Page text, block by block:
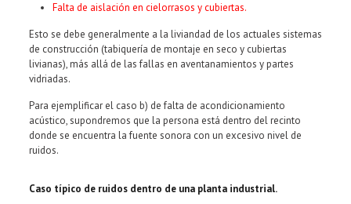
Falta de aislación en cielorrasos y cubiertas.
Esto se debe generalmente a la liviandad de los actuales sistemas
de construcción (tabiquería de montaje en seco y cubiertas
livianas), más allá de las fallas en aventanamientos y partes
vidriadas.
Para ejemplificar el caso b) de falta de acondicionamiento
acústico, supondremos que la persona está dentro del recinto
donde se encuentra la fuente sonora con un excesivo nivel de
ruidos.
Caso típico de ruidos dentro de una planta industrial.